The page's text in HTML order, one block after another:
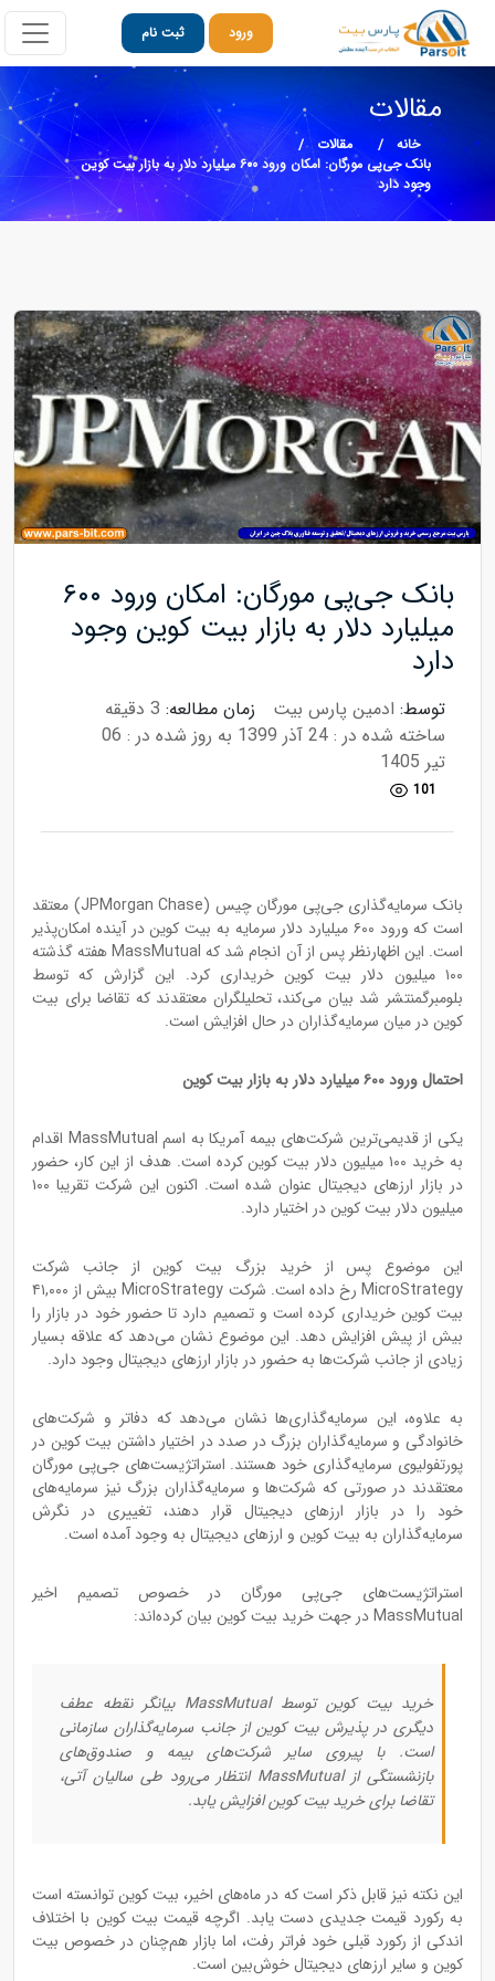
ورود ثبت نام
مقالات
خانه
مقالات
بانک جی‌پی مورگان: امکان ورود ۶۰۰ میلیارد دلار به بازار بیت کوین
وجود دارد
بانک جی‌پی مورگان: امکان ورود ۶۰۰
میلیارد دلار به بازار بیت کوین وجود
دارد
توسط: ادمین پارس بیت زمان مطالعه: 3 دقیقه
ساخته شده در : 24 آذر 1399
به روز شده در : 06
تیر 1405
101
بانک سرمایه‌گذاری جی‌پی مورگان چیس (JPMorgan Chase) معتقد
است که ورود ۶۰۰ میلیارد دلار سرمایه به بیت کوین در آینده امکان‌پذیر
است. این اظهارنظر پس از آن انجام شد که MassMutual هفته گذشته
۱۰۰ میلیون دلار بیت کو‌ین خریداری کرد. این گزارش که توسط
بلومبرگمنتشر شد بیان می‌کند، تحلیلگران معتقدند که تقاضا برای بیت
کو‌ین در میان سرمایه‌گذاران در حال افزایش است.
احتمال ورود ۶۰۰ میلیارد دلار به بازار بیت کوین
یکی از قدیمی‌ترین شرکت‌های بیمه آمریکا به اسم MassMutual اقدام
به خرید ۱۰۰ میلیون دلار بیت کو‌ین کرده است. هدف از این کار، حضور
در بازار ارزهای دیجیتال عنوان شده است. اکنون این شرکت تقریبا ۱۰۰
میلیون دلار بیت کوین در اختیار دارد.
این موضوع پس از خرید بزرگ بیت کو‌ین از جانب شرکت
MicroStrategy رخ داده است. شرکت MicroStrategy بیش از ۴۱,۰۰۰
بیت کو‌ین خریداری کرده است و تصمیم دارد تا حضور خود در بازار را
بیش از پیش افزایش دهد. این موضوع نشان می‌‌دهد که علاقه بسیار
زیادی از جانب شرکت‌ها به حضور در بازار ارزهای دیجیتال وجود دارد.
به علاوه، این سرمایه‌گذاری‌ها نشان می‌دهد که دفاتر و شرکت‌های
خانوادگی و سرمایه‌گذاران بزرگ در صدد در اختیار داشتن بیت کوین در
پورتفولیوی سرمایه‌گذاری خود هستند. استراتژیست‌های جی‌پی مورگان
معتقدند در صورتی که شرکت‌ها و سرمایه‌گذاران بزرگ نیز سرمایه‌های
خود را در بازار ارزهای دیجیتال قرار دهند، تغییری در نگرش
سرمایه‌گذاران به بیت کو‌ین و ارزهای دیجیتال به وجود آمده است.
استراتژیست‌های جی‌پی مورگان در خصوص تصمیم اخیر
MassMutual در جهت خرید بیت کوین بیان کرده‌اند:
خرید بیت کوین توسط MassMutual بیانگر نقطه عطف
دیگری در پذیرش بیت کو‌ین از جانب سرمایه‌گذاران سازمانی
است. با پیروی سایر شرکت‌های بیمه و صندوق‌های
بازنشستگی از MassMutual انتظار می‌رود طی سالیان آتی،
تقاضا برای خرید بیت کو‌ین افزایش یابد.
این نکته نیز قابل ذکر است که در ماه‌های اخیر، بیت کو‌ین توانسته است
به رکورد قیمت جدیدی دست یابد. اگرچه قیمت بیت کوین با اختلاف
اندکی از رکورد قبلی خود فراتر رفت، اما بازار هم‌چنان در خصوص بیت
کو‌ین و سایر ارزهای دیجیتال خوش‌بین است.